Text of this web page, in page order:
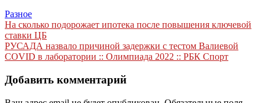
Разное
Навигация
по
записям
На сколько подорожает ипотека после повышения ключевой
ставки ЦБ
РУСАДА назвало причиной задержки с тестом Валиевой
COVID в лаборатории :: Олимпиада 2022 :: РБК Спорт
Добавить комментарий